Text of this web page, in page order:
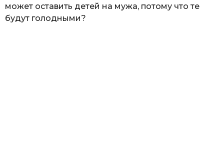
может оставить детей на мужа, потому что те
будут голодными?